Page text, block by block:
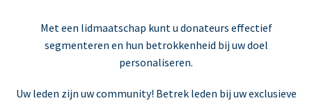
Met een lidmaatschap kunt u donateurs effectief
segmenteren en hun betrokkenheid bij uw doel
personaliseren.
Uw leden zijn uw community! Betrek leden bij uw exclusieve